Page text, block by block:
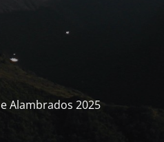
Alambrados 2025